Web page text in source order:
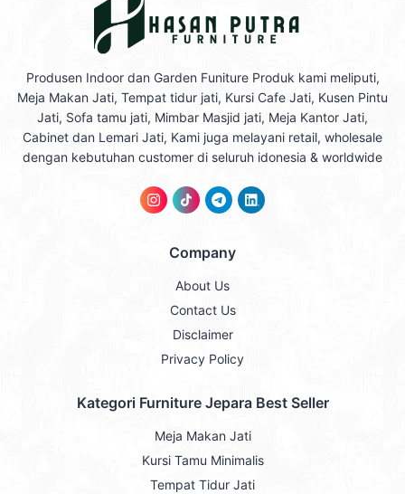
Produsen Indoor dan Garden Funiture Produk kami meliputi,
Meja Makan Jati, Tempat tidur jati, Kursi Cafe Jati, Kusen Pintu
Jati, Sofa tamu jati, Mimbar Masjid jati, Meja Kantor Jati,
Cabinet dan Lemari Jati, Kami juga melayani retail, wholesale
dengan kebutuhan customer di seluruh idonesia & worldwide
Company
About Us
Contact Us
Disclaimer
Privacy Policy
Kategori Furniture Jepara Best Seller
Meja Makan Jati
Kursi Tamu Minimalis
Tempat Tidur Jati